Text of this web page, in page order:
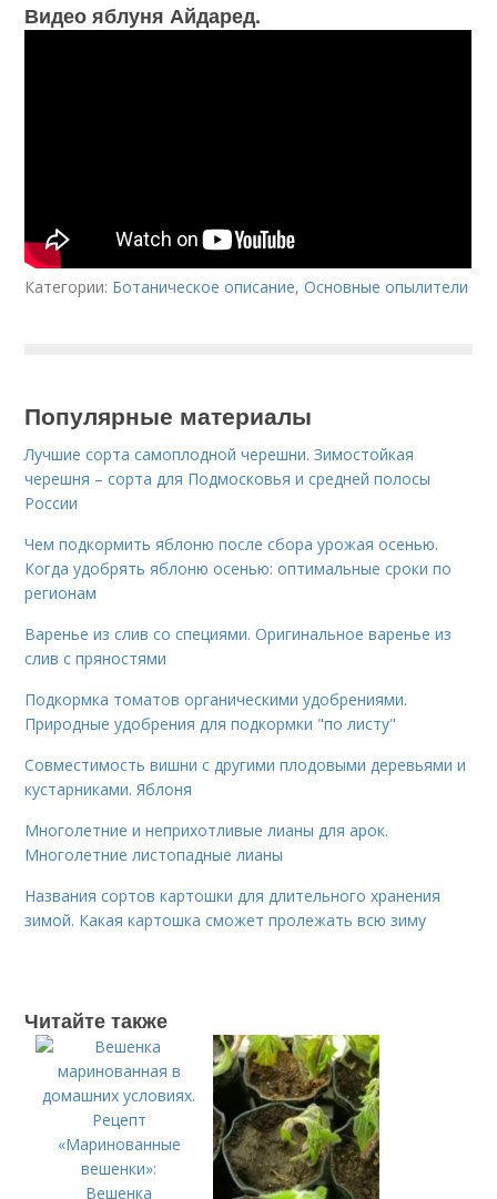
Видео яблуня Айдаред.
Категории: Ботаническое описание,Основные опылители
Популярные материалы
Лучшие сорта самоплодной черешни. Зимостойкая
черешня – сорта для Подмосковья и средней полосы
России
Чем подкормить яблоню после сбора урожая осенью.
Когда удобрять яблоню осенью: оптимальные сроки по
регионам
Варенье из слив со специями. Оригинальное варенье из
слив с пряностями
Подкормка томатов органическими удобрениями.
Природные удобрения для подкормки "по листу"
Совместимость вишни с другими плодовыми деревьями и
кустарниками. Яблоня
Многолетние и неприхотливые лианы для арок.
Многолетние листопадные лианы
Названия сортов картошки для длительного хранения
зимой. Какая картошка сможет пролежать всю зиму
Читайте также
Вешенка